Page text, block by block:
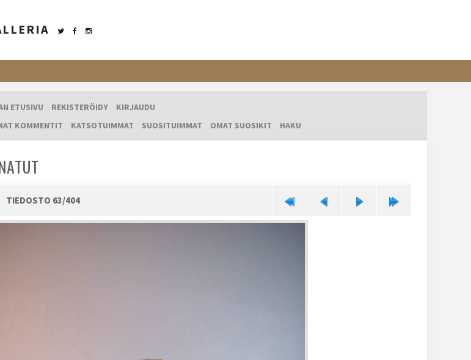
ETUSIVU REKISTERÖIDY
KIRJAUDU
KOMMENTIT KATSOTUIMMAT SUOSITUIMMAT OMAT SUOSIKIT HAKU
TIEDOSTO 63/404